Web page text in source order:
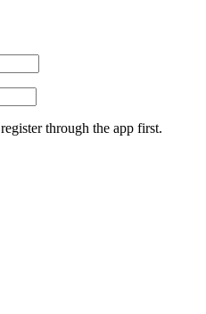
through the app first.